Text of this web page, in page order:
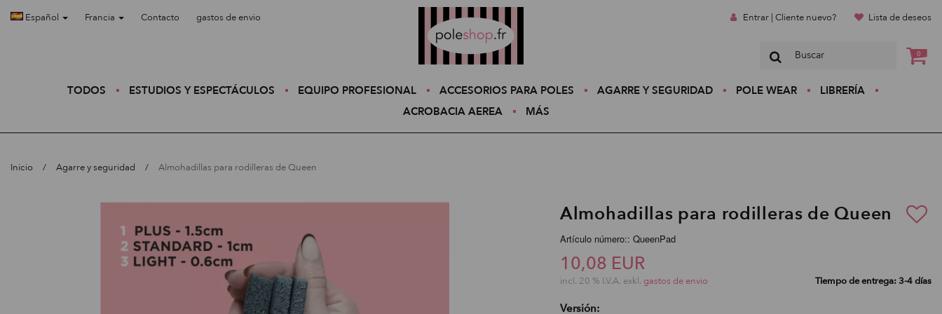
Español Francia Contacto gastos de envio Entrar | Cliente nuevo? Lista de deseos
0
TODOS ESTUDIOS Y ESPECTÁCULOS EQUIPO PROFESIONAL ACCESORIOS PARA POLES AGARRE Y SEGURIDAD POLE WEAR
LIBRERÍA
ACROBACIA AEREA
MÁS
Inicio Agarre y seguridad Almohadillas para rodilleras de Queen
Almohadillas para rodilleras de Queen
Artículo número:: QueenPad
10,08 EUR
incl. 20 % I.V.A. exkl. gastos de envio Tiempo de entrega: 3-4 días
Versión: